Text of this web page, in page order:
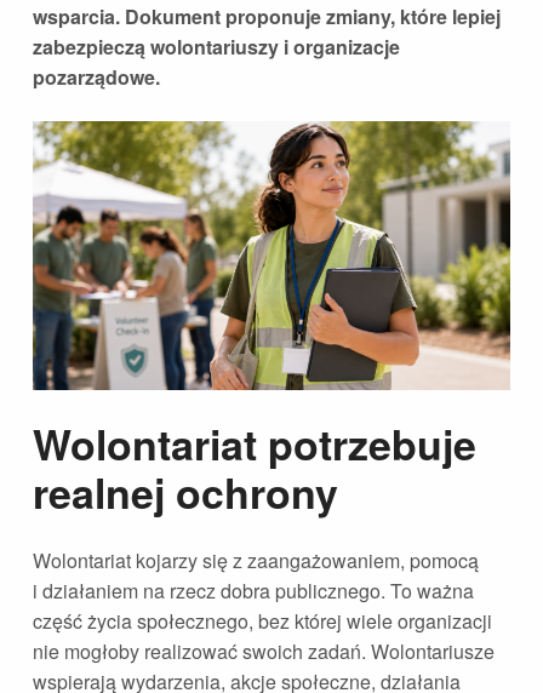
wsparcia. Dokument proponuje zmiany, które lepiej
zabezpieczą wolontariuszy i organizacje
pozarządowe.
Wolontariat potrzebuje
realnej ochrony
Wolontariat kojarzy się z zaangażowaniem, pomocą
i działaniem na rzecz dobra publicznego. To ważna
część życia społecznego, bez której wiele organizacji
nie mogłoby realizować swoich zadań. Wolontariusze
wspierają wydarzenia, akcje społeczne, działania